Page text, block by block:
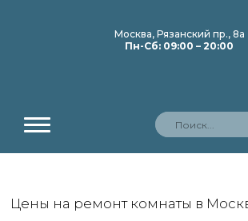
Москва, Рязанский пр., 8а
Пн-Сб: 09:00 – 20:00
Цены на ремонт комнаты в